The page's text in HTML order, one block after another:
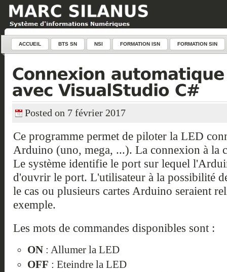
ACCUEIL BTS SN NSI FORMATION ISN FORMATION SIN
Posted on 7 février 2017
Ce programme permet de piloter la LED
Arduino (uno, mega, ...). La connexion à la
Le système identifie le port sur lequel
d'ouvrir le port. L'utilisateur à la possibilité
le cas ou plusieurs cartes Arduino seraient
exemple.
Les mots de commandes disponibles sont :
ON: Allumer la LED
OFF : Eteindre la LED